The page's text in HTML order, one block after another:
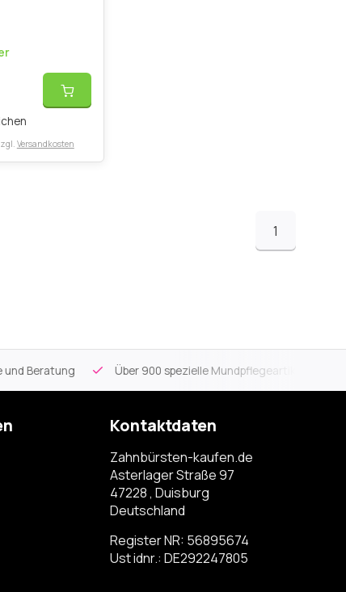
Versandkosten
1
Beratung Über 900 spezielle Mundpflegeartikel
Kontaktdaten
Zahnbürsten-kaufen.de
Asterlager Straße 97
47228 , Duisburg
Deutschland
Register NR: 56895674
Ust idnr.: DE292247805